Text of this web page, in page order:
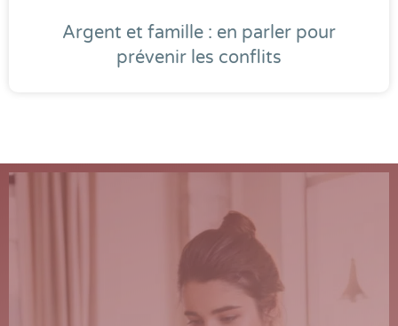
Argent et famille : en parler pour
prévenir les conflits